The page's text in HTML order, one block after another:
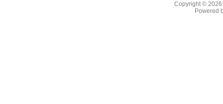
Copyright ©
Powered